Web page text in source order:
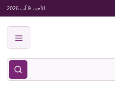
الأحد، 9 آب 2026